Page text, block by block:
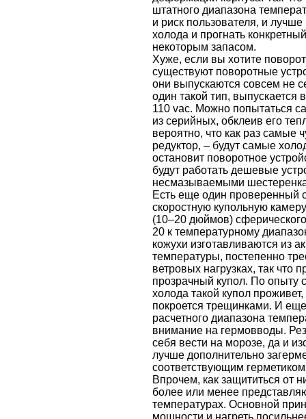
штатного диапазона
и риск пользователя, и
холода и прогнать
некоторым запасом.
Хуже, если вы хотите
существуют поворотные
они выпускаются совсем не
один такой тип,
110 vac. Можно попытаться
из серийных, обклеив его
вероятно, что как раз самые
редуктор, – будут самые
остановит поворотное
будут работать дешевые
несмазываемыми
Есть еще один проверенный
скоростную купольную
(10–20 дюймов)
20 к температурному
кожухи изготавливаются из
температуры, постепенно
ветровых нагрузках, так что
прозрачный купол. По опыту
холода такой купол
покроется трещинками. И
расчетного диапазона
внимание на гермовводы.
себя вести на морозе, да и
лучше дополнительно
соответствующим
Впрочем, как защититься от
более или менее
температурах. Основной
мощности и нагреть